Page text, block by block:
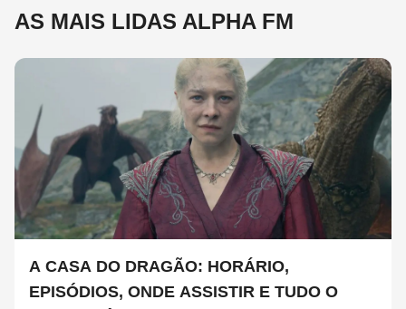
AS MAIS LIDAS ALPHA FM
A CASA DO DRAGÃO: HORÁRIO,
EPISÓDIOS, ONDE ASSISTIR E TUDO O